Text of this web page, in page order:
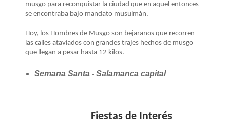
musgo para reconquistar la ciudad que en aquel entonces
se encontraba bajo mandato musulmán.
Hoy, los Hombres de Musgo son bejaranos que recorren
las calles ataviados con grandes trajes hechos de musgo
que llegan a pesar hasta 12 kilos.
Semana Santa - Salamanca capital
Fiestas de Interés